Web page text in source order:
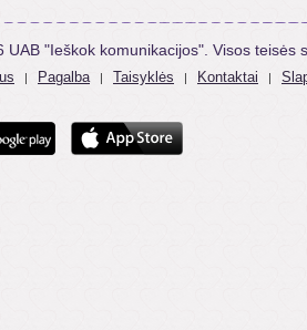
UAB "Ieškok komunikacijos". Visos teisės
| Pagalba | Taisyklės | Kontaktai |